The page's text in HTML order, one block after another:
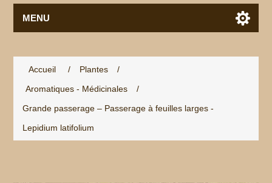
MENU
Accueil / Plantes
/
Aromatiques - Médicinales
/
Grande passerage – Passerage à feuilles larges -
Lepidium latifolium